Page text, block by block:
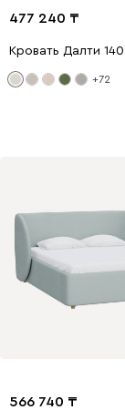
477 240
Кровать Далти
+72
566 740